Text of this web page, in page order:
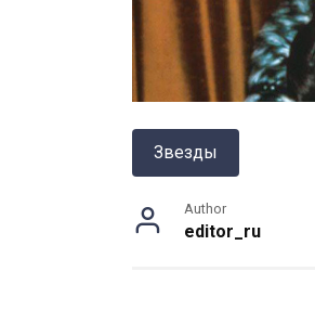
Звезды
Author
editor_ru